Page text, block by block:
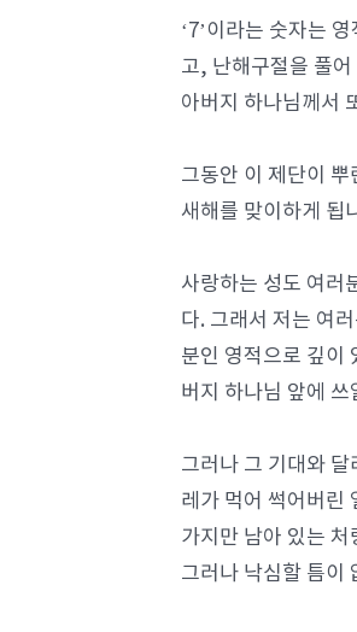
‘7’이라는 숫자는
고, 난해구절을 풀
아버지 하나님께서
그동안 이 제단이
새해를 맞이하게 됩
사랑하는 성도 여러
다. 그래서 저는 여
분인 영적으로 깊이
버지 하나님 앞에
그러나 그 기대와
레가 먹어 썩어버린
가지만 남아 있는
그러나 낙심할 틈이